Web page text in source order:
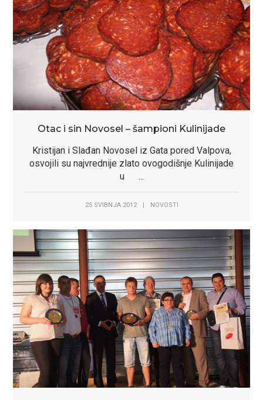
Otac i sin Novosel – šampioni Kulinijade
Kristijan i Slađan Novosel iz Gata pored Valpova,
osvojili su najvrednije zlato ovogodišnje Kulinijade
u ...
25 SVIBNJA 2012 | NOVOSTI